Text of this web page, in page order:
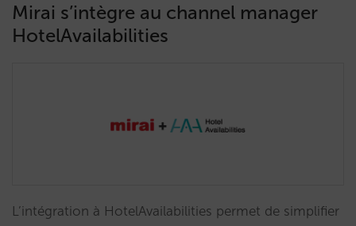
Mirai s’intègre au channel manager
HotelAvailabilities
L’intégration à HotelAvailabilities permet de simplifier